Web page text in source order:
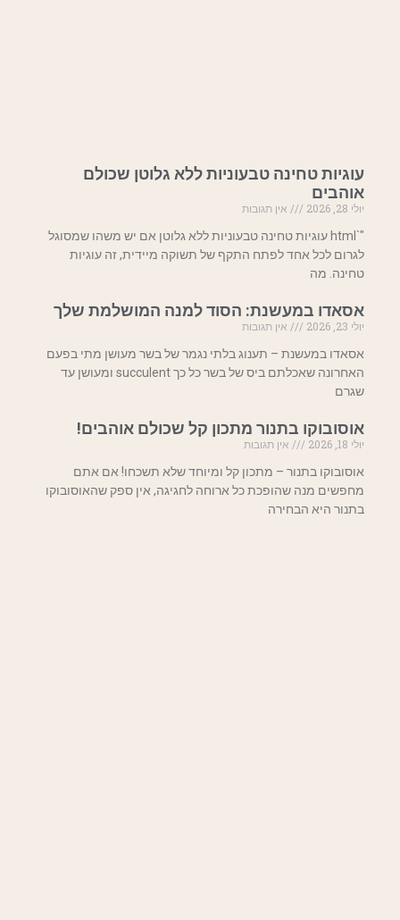
עוגיות טחינה טבעוניות ללא גלוטן שכולם
אוהבים
יולי 28, 2026
אין תגובות
"`html עוגיות טחינה טבעוניות ללא גלוטן אם יש משהו שמסוגל
לגרום לכל אחד לפתח התקף של תשוקה מיידית, זה עוגיות
טחינה. מה
אסאדו במעשנת: הסוד למנה המושלמת שלך
יולי 23, 2026
אין תגובות
אסאדו במעשנת – תענוג בלתי נגמר של בשר מעושן מתי בפעם
האחרונה שאכלתם ביס של בשר כל כך succulent ומעושן עד
שגרם
אוסובוקו בתנור מתכון קל שכולם אוהבים!
יולי 18, 2026
אין תגובות
אוסובוקו בתנור – מתכון קל ומיוחד שלא תשכחו! אם אתם
מחפשים מנה שהופכת כל ארוחה לחגיגה, אין ספק שהאוסובוקו
בתנור היא הבחירה